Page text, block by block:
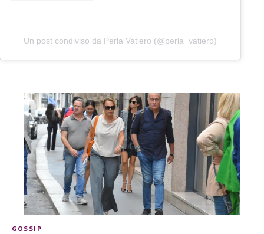
Un post condiviso da Perla Vatiero (@perla_vatiero)
GOSSIP